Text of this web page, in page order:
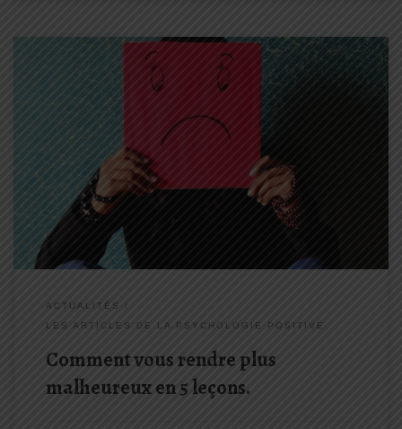
Comme nous l’avons écrit dans notre page d’introduction, LE
BONHEUR EST EN VOUS mais on aurait également pu dire LE
MALHEUR EST EN VOUS
Voilà 5 principes qui peuvent
facilement vous rendre malheureux 1- Croire que le bonheur vient
ACTUALITÉS
LES ARTICLES DE LA PSYCHOLOGIE POSITIVE
Comment vous rendre plus
malheureux en 5 leçons.